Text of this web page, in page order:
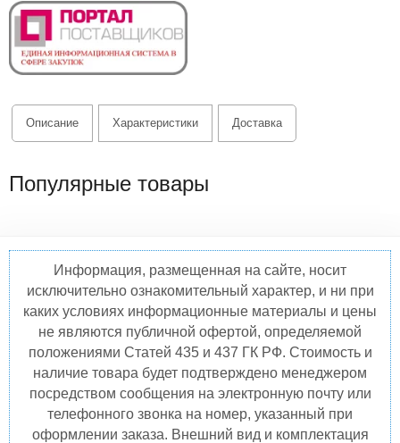
Описание Характеристики Доставка
Популярные товары
Информация, размещенная на сайте, носит
исключительно ознакомительный характер, и ни при
каких условиях информационные материалы и цены
не являются публичной офертой, определяемой
положениями Статей 435 и 437 ГК РФ. Стоимость и
наличие товара будет подтверждено менеджером
посредством сообщения на электронную почту или
телефонного звонка на номер, указанный при
оформлении заказа. Внешний вид и комплектация